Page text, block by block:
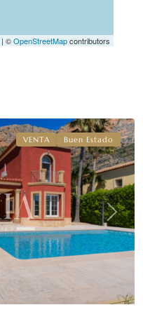
| ©OpenStreetMapcontributors
Next
VENTA Buen Estado